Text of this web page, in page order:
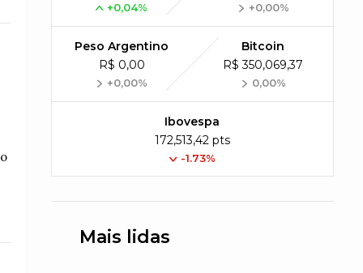
+0,04% +0,00%
Peso Argentino
R$ 0,00
+0,00%
Bitcoin
R$ 350,069,37
0,00%
Ibovespa
172,513,42 pts
-1.73%
Mais lidas